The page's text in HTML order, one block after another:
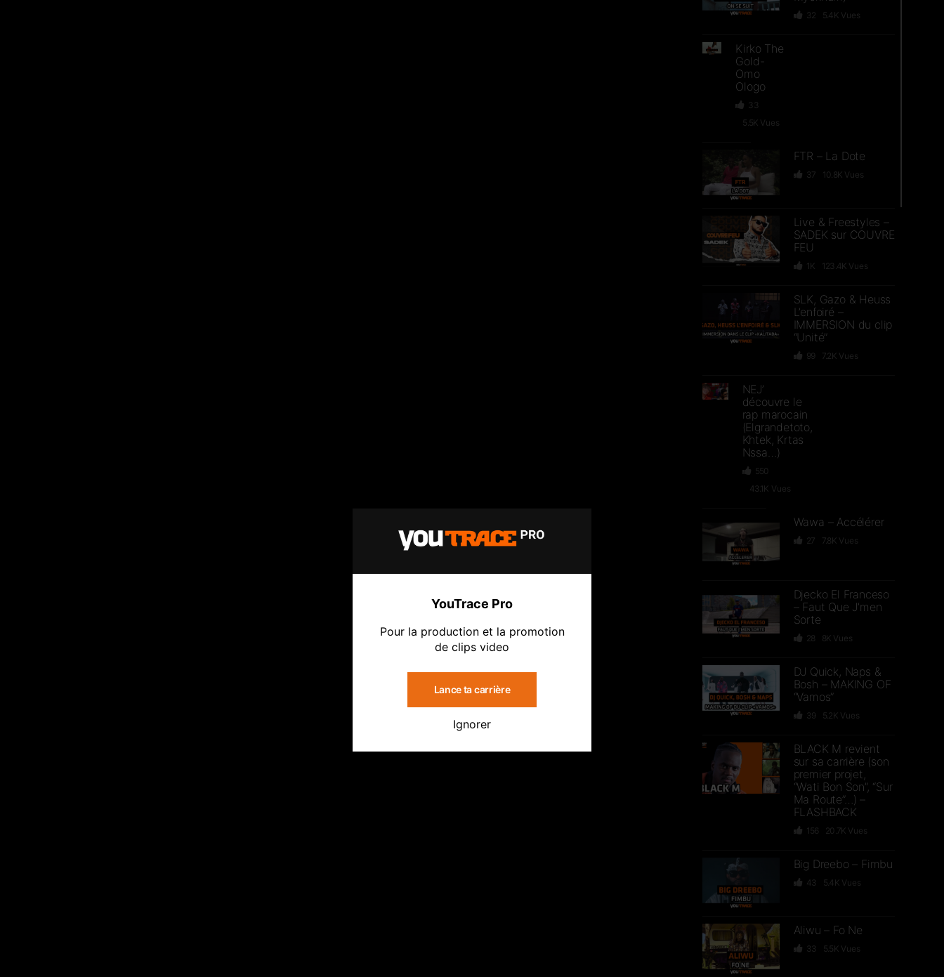
32 5.4K Vues
Kirko The
Gold-
Omo
Ologo
33
5.5K Vues
FTR – La Dote
37 10.8K Vues
Live & Freestyles –
SADEK sur COUVRE
FEU
1K 123.4K Vues
SLK, Gazo & Heuss
L’enfoiré –
IMMERSION du clip
“Unité”
99 7.2K Vues
NEJ’
découvre le
rap marocain
(Elgrandetoto,
Khtek, Krtas
Nssa…)
550
43.1K Vues
Wawa – Accélérer
27 7.8K Vues
Djecko El Franceso
– Faut Que J’men
Sorte
28 8K Vues
DJ Quick, Naps &
Bosh – MAKING OF
“Vamos”
39 5.2K Vues
BLACK M revient
sur sa carrière (son
premier projet,
“Wati Bon Son”, “Sur
Ma Route”…) –
FLASHBACK
156 20.7K Vues
Big Dreebo – Fimbu
43 5.4K Vues
Aliwu – Fo Ne
33 5.5K Vues
YouTrace Pro
Pour la production et la promotion
de clips video
Lance ta carrière
Ignorer